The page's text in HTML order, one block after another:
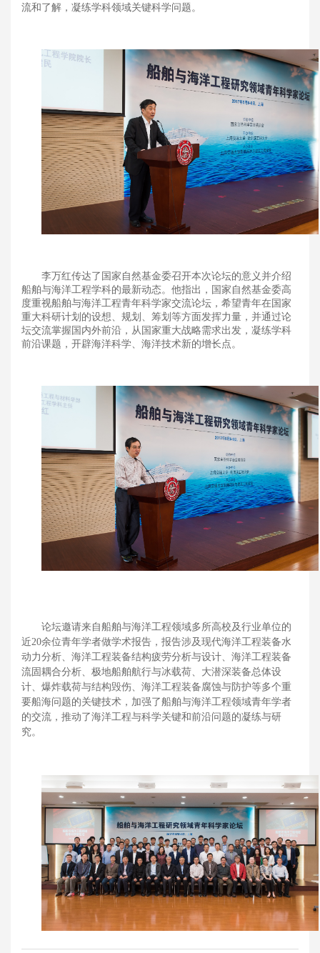
流和了解，凝练学科领域关键科学问题。
李万红传达了国家 自然基金委召开本次论坛的意义 并介绍
船舶与海洋工程学科的最新动态。 他指出 ，国 家 自然基金委高
度重视船舶与海洋工程青年科学家交流论坛，希望青年在国家
重大科研计划的设想、规划、筹划等方面发挥力量 ，并通过论
坛交流掌握国内外前沿，从 国家重大战略需求出发 ，凝练学科
前沿课题 ，开辟海洋科学、海洋技术新的增长点 。
论坛邀请来自船舶与海洋工程领域多所高校及行业单位的
近20余位青年学者做学术报告，报告涉及现代海洋工程装备水
动力分析、海洋工程装备结构疲劳分析与设计、海洋工程装备
流固耦合分析、极地船舶航行与冰载荷、大潜深装备总体设
计、爆炸载荷与结构毁伤、海洋工程装备腐蚀与防护等多个重
要船海问题的关键技术，加强了船舶与海洋工程领域青年学者
的交流，推动了海洋工程与科学关键和前沿问题的凝练与研
究。